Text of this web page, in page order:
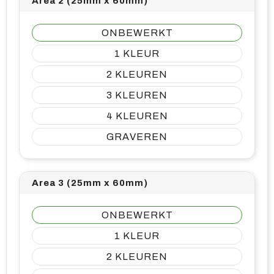
ONBEWERKT
1
2
3
4
GRAVEREN
Area 3 (25mm x 60mm)
ONBEWERKT
1
2